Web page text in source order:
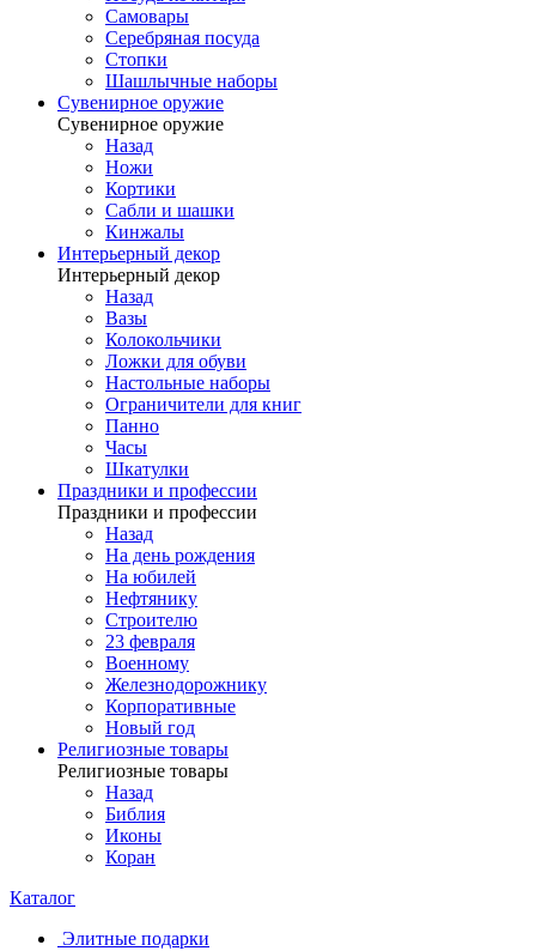
Самовары
Серебряная посуда
Стопки
Шашлычные наборы
Сувенирное оружие
Сувенирное оружие
Назад
Ножи
Кортики
Сабли и шашки
Кинжалы
Интерьерный декор
Интерьерный декор
Назад
Вазы
Колокольчики
Ложки для обуви
Настольные наборы
Ограничители для книг
Панно
Часы
Шкатулки
Праздники и профессии
Праздники и профессии
Назад
На день рождения
На юбилей
Нефтянику
Строителю
23 февраля
Военному
Железнодорожнику
Корпоративные
Новый год
Религиозные товары
Религиозные товары
Назад
Библия
Иконы
Коран
Каталог
Элитные подарки